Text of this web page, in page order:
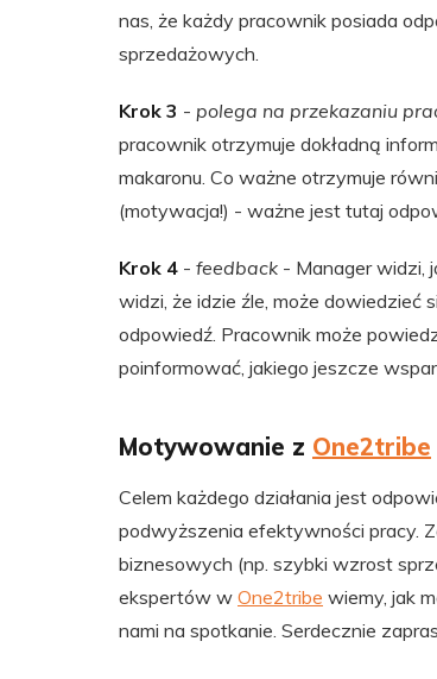
nas, że każdy pracownik posiada
sprzedażowych.
Krok 3 - polega na przekazaniu
pracownik otrzymuje dokładną
makaronu. Co ważne otrzymuje
(motywacja!) - ważne jest tutaj
Krok 4 - feedback - Manager widzi,
widzi, że idzie źle, może dowiedzieć
odpowiedź. Pracownik może
poinformować, jakiego jeszcze
Motywowanie z One2tribe
Celem każdego działania jest
podwyższenia efektywności pracy.
biznesowych (np. szybki wzrost
ekspertów w One2tribe wiemy, jak
nami na spotkanie. Serdecznie